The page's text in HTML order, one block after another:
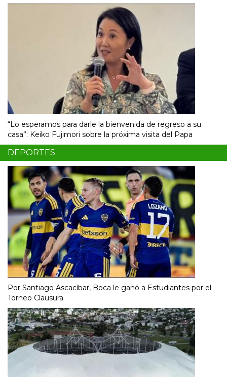
“Lo esperamos para darle la bienvenida de regreso a su
casa”: Keiko Fujimori sobre la próxima visita del Papa
DEPORTES
Por Santiago Ascacíbar, Boca le ganó a Estudiantes por el
Torneo Clausura